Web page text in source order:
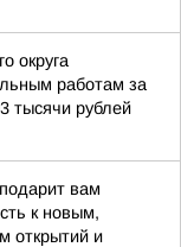
округа
работам за
тысячи рублей
вам
к новым,
открытий и